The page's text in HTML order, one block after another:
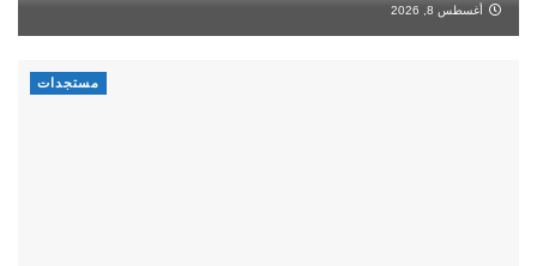
أغسطس 8, 2026
مستجدات